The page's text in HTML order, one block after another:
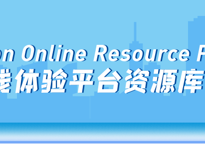
Online Resource
体验平台资源库